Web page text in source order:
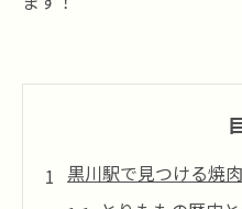
黒川駅で見つける焼